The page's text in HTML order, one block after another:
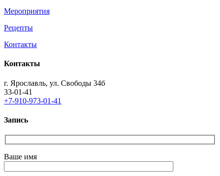
Мероприятия
Рецепты
Контакты
Контакты
г. Ярославль, ул. Свободы 34б
33-01-41
+7-910-973-01-41
Запись
Ваше имя